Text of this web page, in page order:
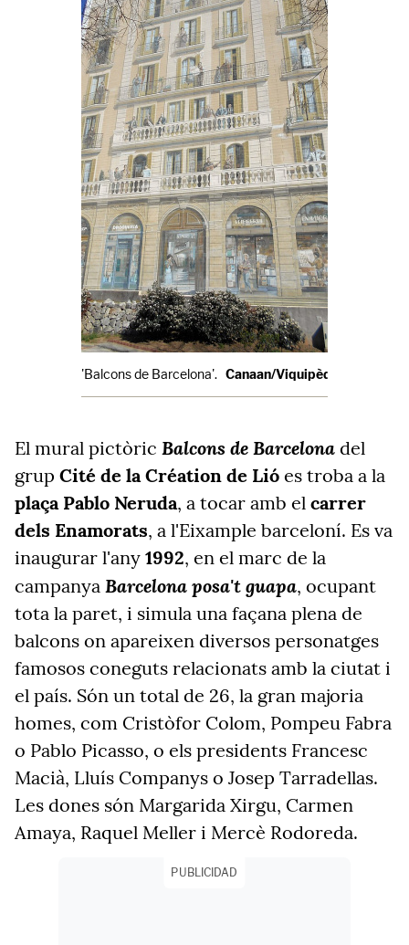
'Balcons de Barcelona'. Canaan/Viquipèdia
El mural pictòric Balcons de Barcelona del
grup Cité de la Création de Lió es troba a la
plaça Pablo Neruda, a tocar amb el carrer
dels Enamorats, a l'Eixample barceloní. Es va
inaugurar l'any 1992, en el marc de la
campanya Barcelona posa't guapa, ocupant
tota la paret, i simula una façana plena de
balcons on apareixen diversos personatges
famosos coneguts relacionats amb la ciutat i
el país. Són un total de 26, la gran majoria
homes, com Cristòfor Colom, Pompeu Fabra
o Pablo Picasso, o els presidents Francesc
Macià, Lluís Companys o Josep Tarradellas.
Les dones són Margarida Xirgu, Carmen
Amaya, Raquel Meller i Mercè Rodoreda.
PUBLICIDAD